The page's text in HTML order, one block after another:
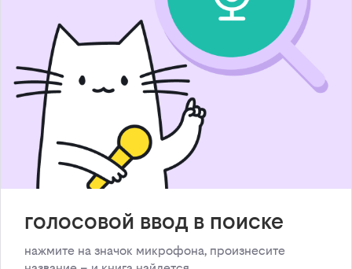
голосовой ввод в поиске
нажмите на значок микрофона, произнесите